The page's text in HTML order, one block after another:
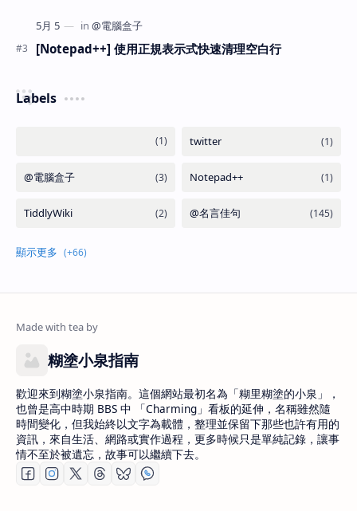
[Notepad++] 使用正規表示式快速清理空白行
Labels
糊塗小泉指南
歡迎來到糊塗小泉指南。這個網站最初名為「糊里糊塗的小泉」，
也曾是高中時期 BBS 中 「Charming」看板的延伸，名稱雖然隨
時間變化，但我始終以文字為載體，整理並保留下那些也許有用的
資訊，來自生活、網路或實作過程，更多時候只是單純記錄，讓事
情不至於被遺忘，故事可以繼續下去。